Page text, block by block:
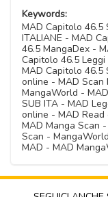
Keywords:
MAD Capitolo 46.5
ITALIANE - MAD
46.5 MangaDex -
Capitolo 46.5
MAD Capitolo 46.5
online - MAD Scan
MangaWorld -
SUB ITA - MAD
online - MAD
MAD Manga Scan
Scan -
MAD - MAD